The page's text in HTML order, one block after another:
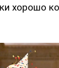
хорошо